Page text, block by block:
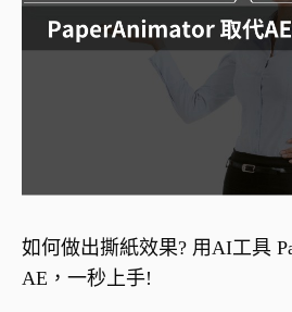
如何做出撕紙效果? 用AI工具
AE，一秒上手!